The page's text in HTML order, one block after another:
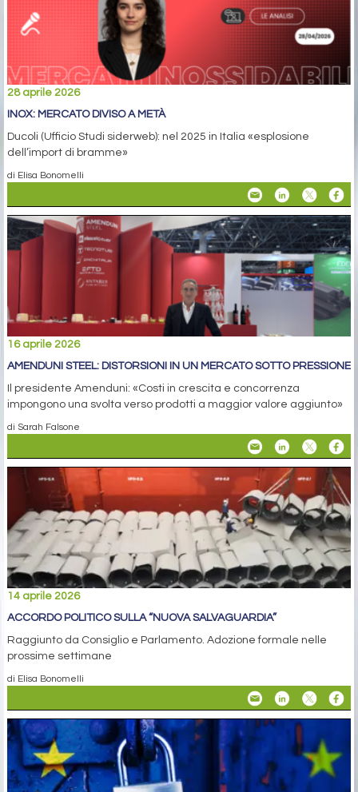
28 aprile 2026
INOX: MERCATO DIVISO A METÀ
Ducoli (Ufficio Studi siderweb): nel 2025 in Italia «esplosione
dell’import di bramme»
di Elisa Bonomelli
16 aprile 2026
AMENDUNI STEEL: DISTORSIONI IN UN MERCATO SOTTO PRESSIONE
Il presidente Amenduni: «Costi in crescita e concorrenza
impongono una svolta verso prodotti a maggior valore aggiunto»
di Sarah Falsone
14 aprile 2026
ACCORDO POLITICO SULLA “NUOVA SALVAGUARDIA”
Raggiunto da Consiglio e Parlamento. Adozione formale nelle
prossime settimane
di Elisa Bonomelli